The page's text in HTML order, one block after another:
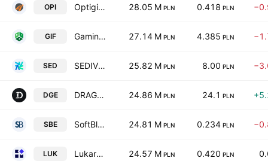
OPI Optigis S.A. 28.05 M PLN 0.418 PLN
GIF Gaming Factory SA 27.14 M PLN 4.385 PLN
SED SEDIVIO S.A. 25.82 M PLN 8.00 PLN
DGE DRAGO entertainment S.A. 24.86 M PLN 24.1 PLN
SBE SoftBlue SA 24.81 M PLN 0.234 PLN
LUK Lukardi SA 24.57 M PLN 0.420 PLN